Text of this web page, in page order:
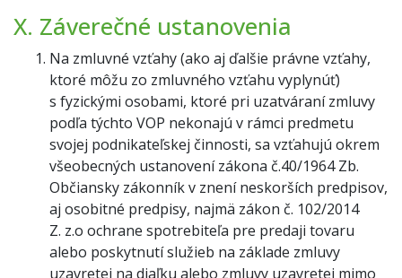
X. Záverečné ustanovenia
Na zmluvné vzťahy (ako aj ďalšie právne vzťahy,
ktoré môžu zo zmluvného vzťahu vyplynúť)
s fyzickými osobami, ktoré pri uzatváraní zmluvy
podľa týchto VOP nekonajú v rámci predmetu
svojej podnikateľskej činnosti, sa vzťahujú okrem
všeobecných ustanovení zákona č.40/1964 Zb.
Občiansky zákonník v znení neskorších predpisov,
aj osobitné predpisy, najmä zákon č. 102/2014
Z. z.o ochrane spotrebiteľa pre predaji tovaru
alebo poskytnutí služieb na základe zmluvy
uzavretej na diaľku alebo zmluvy uzavretej mimo